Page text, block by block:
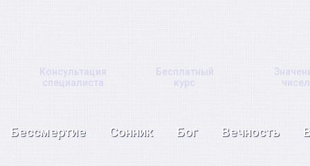
Консультация
специалиста
Бесплатный
курс
чисел
Бессмертие Сонник Бог Вечность